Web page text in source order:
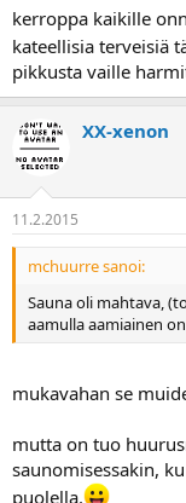
kerroppa kaikille
kateellisia terveisiä
pikkusta vaille
XX-xenon
11.2.2015
mchuurre sanoi:
Sauna oli mahtava,
aamulla aamiainen
mukavahan se
mutta on tuo
saunomisessakin,
puolella.